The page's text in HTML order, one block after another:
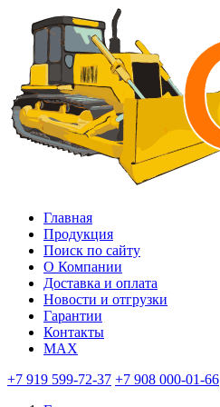
Перейти
основному
содержанию
Основная
навигация
Главная
Продукция
Поиск по сайту
O Компании
Доставка и оплата
Новости и отгрузки
Гарантии
Контакты
MAX
+7 919 599-72-37 +7 908 000-01-66